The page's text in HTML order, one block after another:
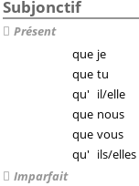
Subjonctif
Présent
que je
que tu
qu' il/elle
que nous
que vous
qu' ils/elles
Imparfait